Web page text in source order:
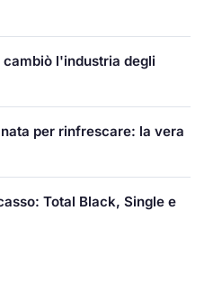
l'industria degli
per rinfrescare: la vera
Total Black, Single e